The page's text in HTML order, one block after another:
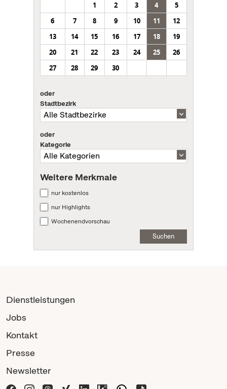
1
2 3 4
5
6
7 8 9 10 11
12
13
14 15 16 17 18
19
20
21 22 23 24 25
26
27
28 29 30
oder
Stadtbezirk
oder
Kategorie
Weitere Merkmale
nur kostenlos
nur Highlights
Wochenendvorschau
Suchen
Dienstleistungen
Jobs
Kontakt
Presse
Newsletter